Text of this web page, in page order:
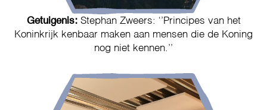
Getuigenis: Stephan Zweers: ‘’Principes van het
Koninkrijk kenbaar maken aan mensen die de Koning
nog niet kennen.’’